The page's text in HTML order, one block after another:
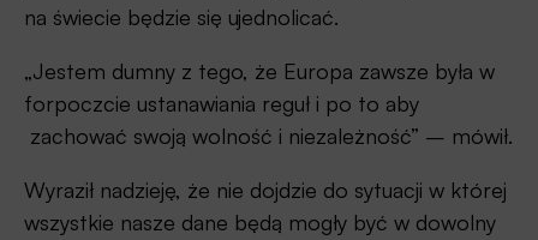
na świecie będzie się ujednolicać.
„Jestem dumny z tego, że Europa zawsze była w
forpoczcie ustanawiania reguł i po to aby
zachować swoją wolność i niezależność” – mówił.
Wyraził nadzieję, że nie dojdzie do sytuacji w której
wszystkie nasze dane będą mogły być w dowolny